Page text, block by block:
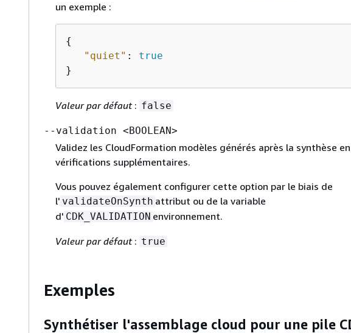
un exemple :
{
"quiet" : true
}
Valeur par défaut: false
--validation <BOOLEAN>
Validez les CloudFormation modèles générés après la synthèse
vérifications supplémentaires.
Vous pouvez également configurer cette option par le biais de
l' validateOnSynth attribut ou de la variable
d' CDK_VALIDATION environnement.
Valeur par défaut: true
Exemples
Synthétiser l'assemblage cloud pour une pile